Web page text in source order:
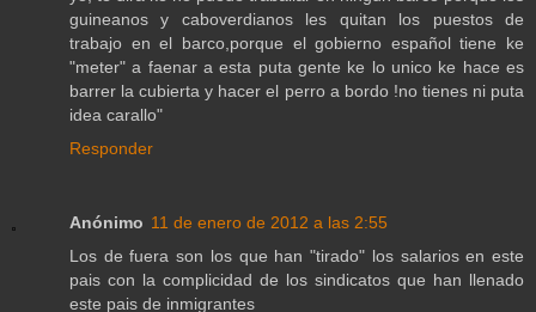
guineanos y caboverdianos les quitan los puestos de
trabajo en el barco,porque el gobierno español tiene ke
"meter" a faenar a esta puta gente ke lo unico ke hace es
barrer la cubierta y hacer el perro a bordo !no tienes ni puta
idea carallo"
Responder
Anónimo 11 de enero de 2012 a las 2:55
Los de fuera son los que han "tirado" los salarios en este
pais con la complicidad de los sindicatos que han llenado
este pais de inmigrantes